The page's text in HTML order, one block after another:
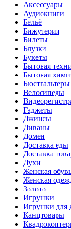
Аксессуары
Аудиокниги
Бельё
Бижутерия
Билеты
Блузки
Букеты
Бытовая
Бытовая
Бюстгальтеры
Велосипеды
Гаджеты
Джинсы
Диваны
Домен
Доставка еды
Доставка
Духи
Женская обувь
Женская
Золото
Игрушки
Игрушки для
Канцтовары